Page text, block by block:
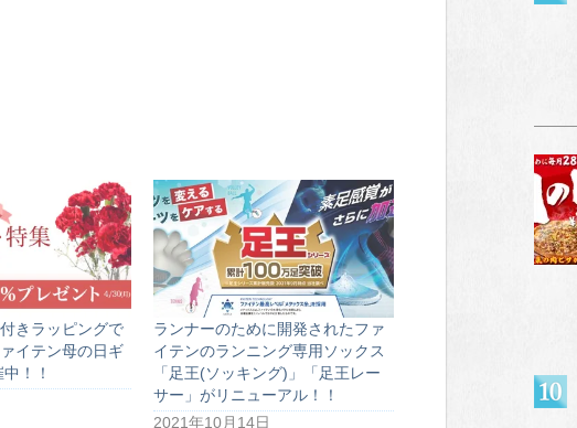
きラッピングで
イテン母の日ギ
！！
ランナーのために開発されたファ
イテンのランニング専用ソックス
「足王(ソッキング)」「足王レー
サー」がリニューアル！！
2021年10月14日